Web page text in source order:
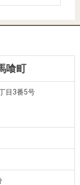
喰町
目3番5号